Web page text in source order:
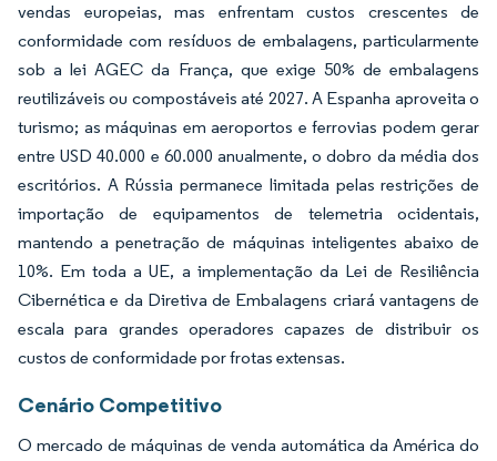
vendas europeias, mas enfrentam custos crescentes de
conformidade com resíduos de embalagens, particularmente
sob a lei AGEC da França, que exige 50% de embalagens
reutilizáveis ou compostáveis até 2027. A Espanha aproveita o
turismo; as máquinas em aeroportos e ferrovias podem gerar
entre USD 40.000 e 60.000 anualmente, o dobro da média dos
escritórios. A Rússia permanece limitada pelas restrições de
importação de equipamentos de telemetria ocidentais,
mantendo a penetração de máquinas inteligentes abaixo de
10%. Em toda a UE, a implementação da Lei de Resiliência
Cibernética e da Diretiva de Embalagens criará vantagens de
escala para grandes operadores capazes de distribuir os
custos de conformidade por frotas extensas.
Cenário Competitivo
O mercado de máquinas de venda automática da América do